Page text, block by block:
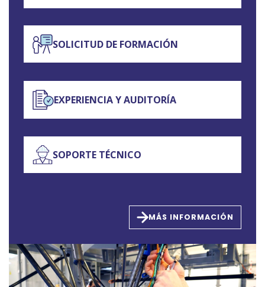
SOLICITUD DE FORMACIÓN
EXPERIENCIA Y AUDITORÍA
SOPORTE TÉCNICO
MÁS INFORMACIÓN